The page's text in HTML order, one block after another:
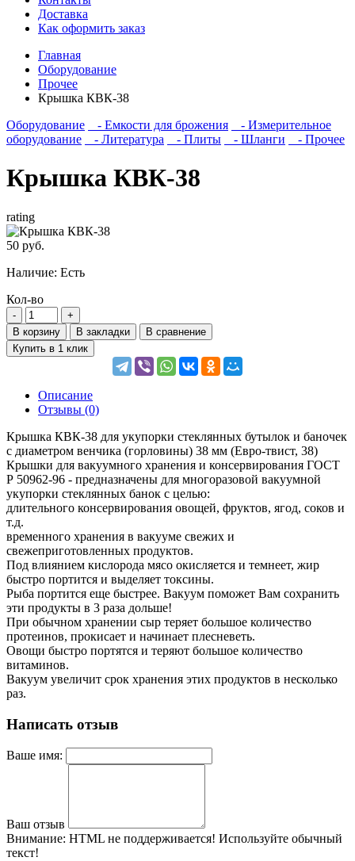
Доставка
Как оформить заказ
Главная
Оборудование
Прочее
Крышка КВК-38
Оборудование
- Емкости для брожения
- Измерительное
оборудование
- Литература - Плиты - Шланги - Прочее
Крышка КВК-38
rating
50 руб.
Наличие: Есть
Кол-во
В корзину В закладки
В сравнение
Купить в 1 клик
Описание
Отзывы (0)
Крышка КВК-38 для укупорки стеклянных бутылок и баночек
с диаметром венчика (горловины) 38 мм (Евро-твист, 38)
Крышки для вакуумного хранения и консервирования ГОСТ
Р 50962-96 - предназначены для многоразовой вакуумной
укупорки стеклянных банок с целью:
длительного консервирования овощей, фруктов, ягод, соков и
т.д.
временного хранения в вакууме свежих и
свежеприготовленных продуктов.
Под влиянием кислорода мясо окисляется и темнеет, жир
быстро портится и выделяет токсины.
Рыба портится еще быстрее. Вакуум поможет Вам сохранить
эти продукты в 3 раза дольше!
При обычном хранении сыр теряет большое количество
протеинов, прокисает и начинает плесневеть.
Овощи быстро портятся и теряют большое количество
витаминов.
Вакуум увеличит срок хранения этих продуктов в несколько
раз.
Написать отзыв
Ваше имя:
Ваш отзыв
Внимание: HTML не поддерживается! Используйте обычный
текст!